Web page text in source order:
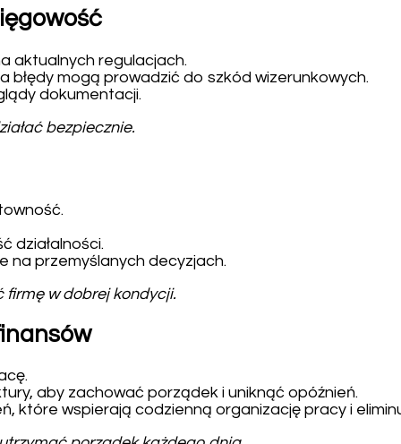
aktualnych regulacjach.
błędy mogą prowadzić do szkód wizerunkowych.
dokumentacji.
bezpiecznie.
działalności.
na przemyślanych decyzjach.
w dobrej kondycji.
aby zachować porządek i uniknąć opóźnień.
wspierają codzienną organizację pracy i